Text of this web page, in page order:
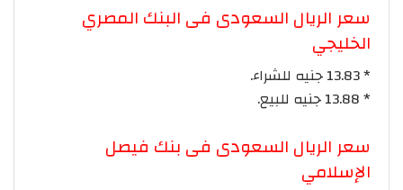
سعر الريال السعودى فى البنك المصري
الخليجي
* 13.83 جنيه للشراء.
* 13.88 جنيه للبيع.
سعر الريال السعودى فى بنك فيصل
الإسلامي